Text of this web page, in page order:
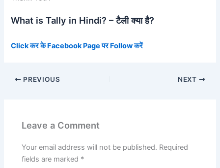
What is Tally in Hindi? – टैली क्या है?
Click कर के Facebook Page पर Followकरें
PREVIOUS NEXT
Leave a Comment
Your email address will not be published. Required
fields are marked *